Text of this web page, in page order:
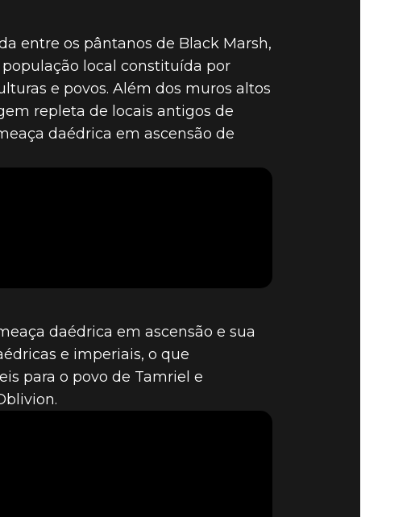
entre os pântanos de Black Marsh,
local constituída por
e povos. Além dos muros altos
repleta de locais antigos de
daédrica em ascensão de
daédrica em ascensão e sua
e imperiais, o que
para o povo de Tamriel e